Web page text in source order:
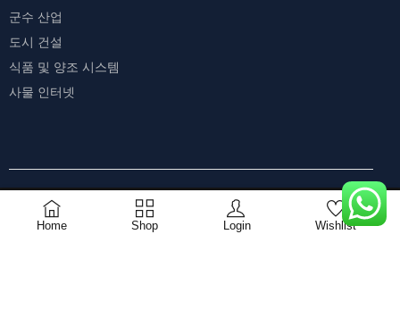
Home Shop Login Wishlist
0
군수 산업
도시 건설
식품 및 양조 시스템
사물 인터넷
(0)